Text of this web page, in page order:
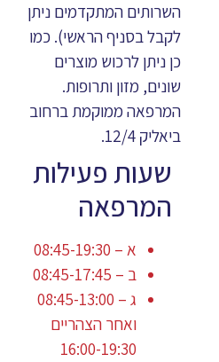
השרותים המתקדמים ניתן
לקבל בסניף הראשי). כמו
כן ניתן לרכוש מוצרים
שונים, מזון ותרופות.
המרפאה ממוקמת ברחוב
ביאליק 12/4.
שעות פעילות
המרפאה
א – 08:45-19:30
ב – 08:45-17:45
ג – 08:45-13:00
ואחר הצהריים
16:00-19:30